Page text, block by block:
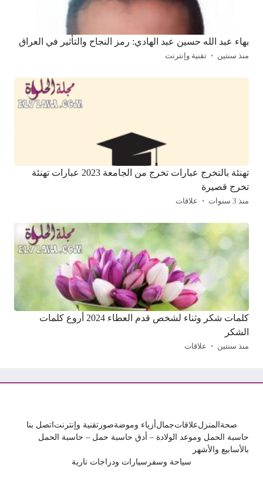
بهاء عبد الله حسين عبد الهادي: رمز النجاح والتأثير في العراق
منذ سنتين تقنية وإنترنت
تهنئة بالتخرج عبارات تخرج من الجامعة 2023 عبارات تهنئة
تخرج قصيرة
منذ 3 سنوات علاقات
كلمات شكر وثناء لشخص قدم العطاء 2024 أروع كلمات
الشكر
منذ سنتين علاقات
صحةالمنزلعلاقاتجمالأزياء وموضةصورتقنية وإنترنتاتصل بنا
حاسبة الحمل وموعد الولادة – أدق حاسبة حمل – حاسبة الحمل
بالأسابيع والأشهر
سياحة وسفر سيارات ودراجات نارية